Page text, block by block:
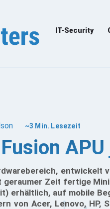
IT-Security
~3 Min. Lesezeit
entwickelt
geraumer Zeit fertige
erhältlich, auf mobile
von Acer, Lenovo, HP,